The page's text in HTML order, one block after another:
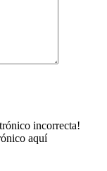
incorrecta!
aquí